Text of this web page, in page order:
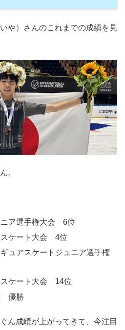
や）さんのこれまでの成績を見
。
ア選手権大会 6位
ケート大会 4位
ュアスケートジュニア選手権
ケート大会 14位
優勝
ん成績が上がってきて、今注目